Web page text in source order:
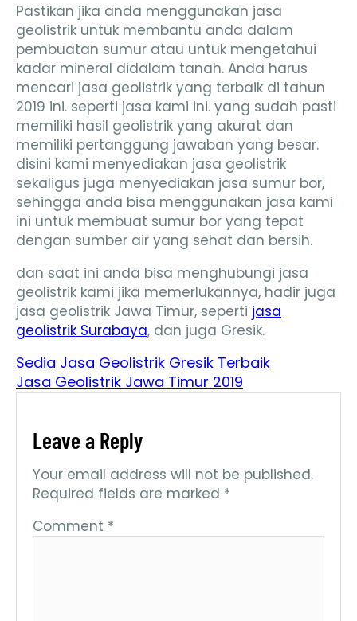
Pastikan jika anda menggunakan jasa
geolistrik untuk membantu anda dalam
pembuatan sumur atau untuk mengetahui
kadar mineral didalam tanah. Anda harus
mencari jasa geolistrik yang terbaik di tahun
2019 ini. seperti jasa kami ini. yang sudah pasti
memiliki hasil geolistrik yang akurat dan
memiliki pertanggung jawaban yang besar.
disini kami menyediakan jasa geolistrik
sekaligus juga menyediakan jasa sumur bor,
sehingga anda bisa menggunakan jasa kami
ini untuk membuat sumur bor yang tepat
dengan sumber air yang sehat dan bersih.
dan saat ini anda bisa menghubungi jasa
geolistrik kami jika memerlukannya, hadir juga
jasa geolistrik Jawa Timur, seperti jasa
geolistrik Surabaya, dan juga Gresik.
Sedia Jasa Geolistrik Gresik Terbaik
Jasa Geolistrik Jawa Timur 2019
Leave a Reply
Your email address will not be published.
Required fields are marked *
Comment *